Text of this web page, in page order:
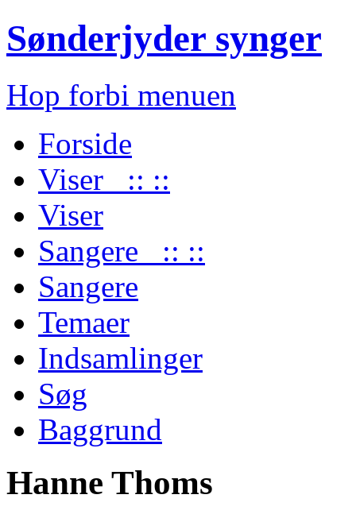
Sønderjyder synger
Hop forbi menuen
Forside
Viser :: ::
Viser
Sangere :: ::
Sangere
Temaer
Indsamlinger
Søg
Baggrund
Hanne Thoms